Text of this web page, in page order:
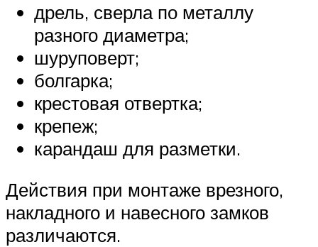
дрель, сверла по металлу
разного диаметра;
шуруповерт;
болгарка;
крестовая отвертка;
крепеж;
карандаш для разметки.
Действия при монтаже врезного,
накладного и навесного замков
различаются.